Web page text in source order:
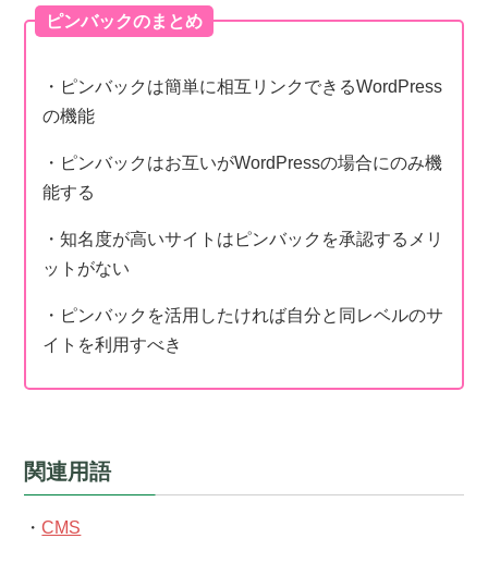
ピンバックのまとめ
・ピンバックは簡単に相互リンクできるWordPress
の機能
・ピンバックはお互いがWordPressの場合にのみ機
能する
・知名度が高いサイトはピンバックを承認するメリ
ットがない
・ピンバックを活用したければ自分と同レベルのサ
イトを利用すべき
関連用語
・CMS